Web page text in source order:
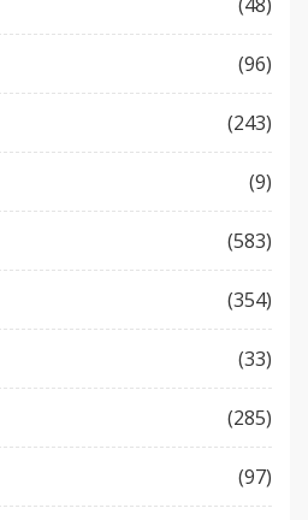
(96)
(243)
(9)
(583)
(354)
(33)
(285)
(97)